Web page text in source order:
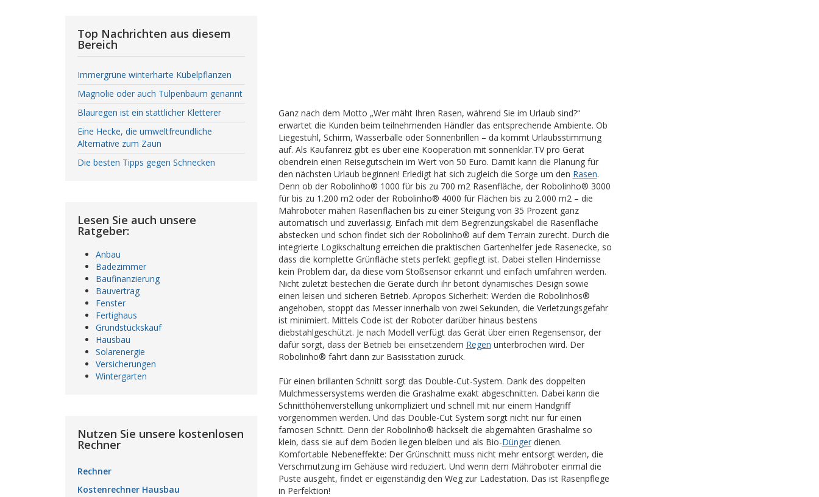
Ganz nach dem Motto „Wer mäht Ihren Rasen, während Sie im Urlaub sind?“
erwartet die Kunden beim teilnehmenden Händler das entsprechende Ambiente. Ob
Liegestuhl, Schirm, Wasserbälle oder Sonnenbrillen – da kommt Urlaubsstimmung
auf. Als Kaufanreiz gibt es über eine Kooperation mit sonnenklar.TV pro Gerät
obendrein einen Reisegutschein im Wert von 50 Euro. Damit kann die Planung für
den nächsten Urlaub beginnen! Erledigt hat sich zugleich die Sorge um den Rasen.
Denn ob der Robolinho® 1000 für bis zu 700 m2 Rasenfläche, der Robolinho® 3000
für bis zu 1.200 m2 oder der Robolinho® 4000 für Flächen bis zu 2.000 m2 – die
Mähroboter mähen Rasenflächen bis zu einer Steigung von 35 Prozent ganz
automatisch und zuverlässig. Einfach mit dem Begrenzungskabel die Rasenfläche
abstecken und schon findet sich der Robolinho® auf dem Terrain zurecht. Durch die
integrierte Logikschaltung erreichen die praktischen Gartenhelfer jede Rasenecke, so
dass die komplette Grünfläche stets perfekt gepflegt ist. Dabei stellen Hindernisse
kein Problem dar, da diese vom Stoßsensor erkannt und einfach umfahren werden.
Nicht zuletzt bestechen die Geräte durch ihr betont dynamisches Design sowie
einen leisen und sicheren Betrieb. Apropos Sicherheit: Werden die Robolinhos®
angehoben, stoppt das Messer innerhalb von zwei Sekunden, die Verletzungsgefahr
ist minimiert. Mittels Code ist der Roboter darüber hinaus bestens
diebstahlgeschützt. Je nach Modell verfügt das Gerät über einen Regensensor, der
dafür sorgt, dass der Betrieb bei einsetzendem Regen unterbrochen wird. Der
Robolinho® fährt dann zur Basisstation zurück.
Für einen brillanten Schnitt sorgt das Double-Cut-System. Dank des doppelten
Mulchmessersystems werden die Grashalme exakt abgeschnitten. Dabei kann die
Schnitthöhenverstellung unkompliziert und schnell mit nur einem Handgriff
vorgenommen werden. Und das Double-Cut System sorgt nicht nur für einen
famosen Schnitt. Denn der Robolinho® häckselt die abgemähten Grashalme so
klein, dass sie auf dem Boden liegen bleiben und als Bio-Düngerdienen.
Komfortable Nebeneffekte: Der Grünschnitt muss nicht mehr entsorgt werden, die
Verschmutzung im Gehäuse wird reduziert. Und wenn dem Mähroboter einmal die
Puste ausgeht, findet er eigenständig den Weg zur Ladestation. Das ist Rasenpflege
in Perfektion!
Top Nachrichten aus diesem
Bereich
Immergrüne winterharte Kübelpflanzen
Magnolie oder auch Tulpenbaum genannt
Blauregen ist ein stattlicher Kletterer
Eine Hecke, die umweltfreundliche
Alternative zum Zaun
Die besten Tipps gegen Schnecken
Lesen Sie auch unsere
Ratgeber:
Anbau
Badezimmer
Baufinanzierung
Bauvertrag
Fenster
Fertighaus
Grundstückskauf
Hausbau
Solarenergie
Versicherungen
Wintergarten
Nutzen Sie unsere kostenlosen
Rechner
Rechner
Kostenrechner Hausbau